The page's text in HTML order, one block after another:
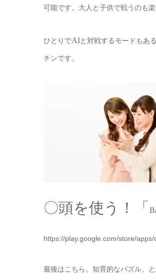
可能です。大人と子供で戦うのも
ひとりでAIと対戦するモードもあ
チンです。
〇頭を使う！「
https://play.google.com/store/
最後はこちら。知育的なパズル、